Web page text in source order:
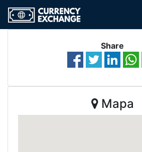
Share
Mapa